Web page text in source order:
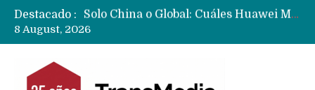
Destacado :
Data Centers de Huawei en Chile, México, Brasil,Perú y Argentina podrían verse afectados por arremetida de EE.UU
8 August, 2026